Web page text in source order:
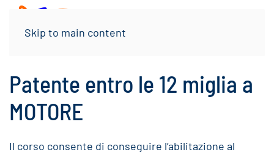
Skip to main content
Patente entro le 12 miglia a
MOTORE
Il corso consente di conseguire l’abilitazione al